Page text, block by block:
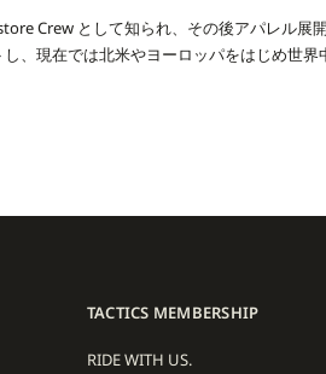
Crew として知られ、その後アパレル展
、現在では北米やヨーロッパをはじめ世
バルブランドとのコラボレーションを成功
います。
TACTICS MEMBERSHIP
RIDE WITH US.